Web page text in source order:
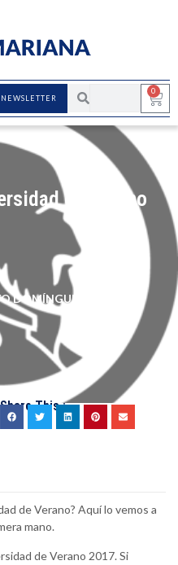
0
NEWSLETTER
de Verano
DOMÍNGUEZ
Share This :
de Verano? Aquí lo vemos a
mano.
de Verano 2017. Si